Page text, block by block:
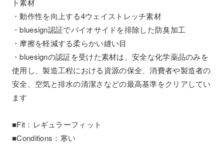
ト素材
・動作性を向上する4ウェイストレッチ素材
・bluesign認証でバイオサイドを排除した防臭加工
・摩擦を軽減する柔らかい縫い目
・bluesignの認証を受けた素材は、安全な化学薬品のみを
使用し、製造工程における資源の保全、消費者や製造者の
安全、空気と排水の清潔さなどの最高基準をクリアしてい
ます
■Fit：レギュラーフィット
■Conditions：寒い